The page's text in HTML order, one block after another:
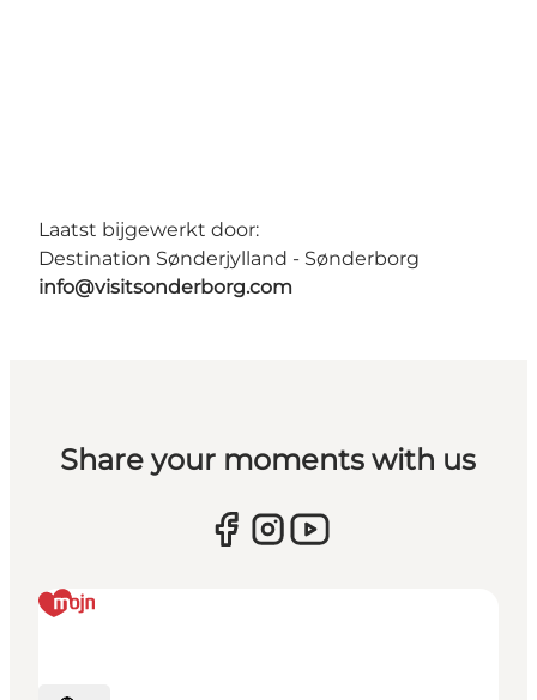
Laatst bijgewerkt door:
Destination Sønderjylland - Sønderborg
info@visitsonderborg.com
Share your moments with us